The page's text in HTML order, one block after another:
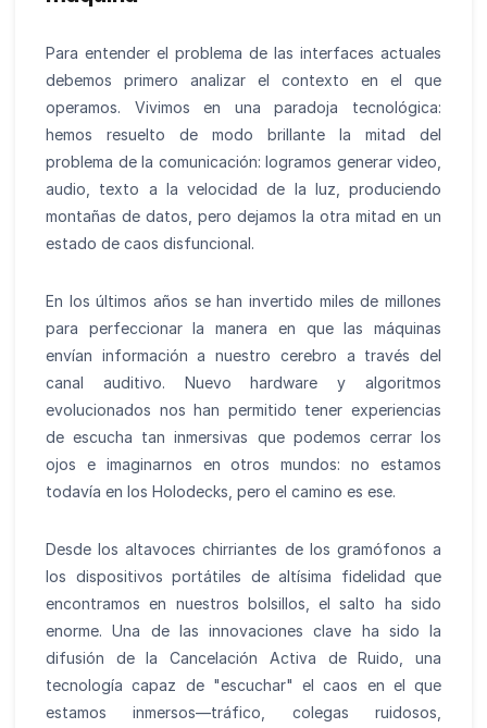
Para entender el problema de las interfaces actuales
debemos primero analizar el contexto en el que
operamos. Vivimos en una paradoja tecnológica:
hemos resuelto de modo brillante la mitad del
problema de la comunicación: logramos generar video,
audio, texto a la velocidad de la luz, produciendo
montañas de datos, pero dejamos la otra mitad en un
estado de caos disfuncional.
En los últimos años se han invertido miles de millones
para perfeccionar la manera en que las máquinas
envían información a nuestro cerebro a través del
canal auditivo. Nuevo hardware y algoritmos
evolucionados nos han permitido tener experiencias
de escucha tan inmersivas que podemos cerrar los
ojos e imaginarnos en otros mundos: no estamos
todavía en los Holodecks, pero el camino es ese.
Desde los altavoces chirriantes de los gramófonos a
los dispositivos portátiles de altísima fidelidad que
encontramos en nuestros bolsillos, el salto ha sido
enorme. Una de las innovaciones clave ha sido la
difusión de la Cancelación Activa de Ruido, una
tecnología capaz de "escuchar" el caos en el que
estamos inmersos—tráfico, colegas ruidosos,